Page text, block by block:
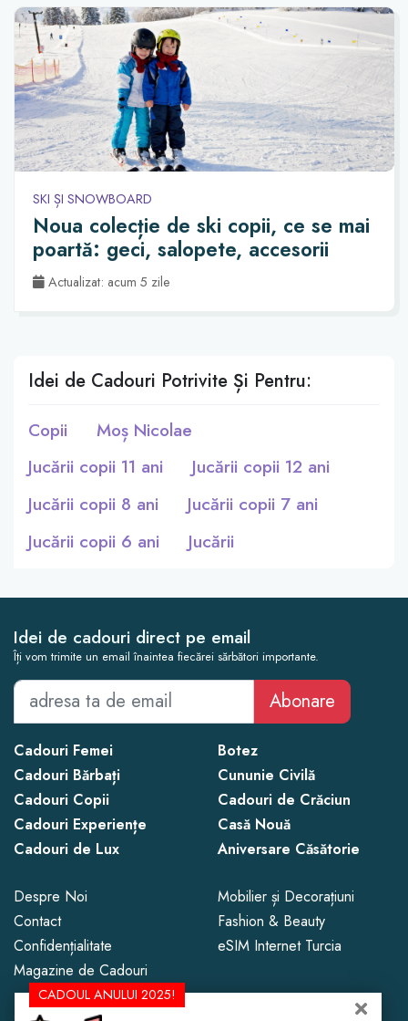
SKI ȘI SNOWBOARD
Noua colecție de ski copii, ce se mai
poartă: geci, salopete, accesorii
Actualizat: acum 5 zile
Idei de Cadouri Potrivite Și Pentru:
Copii
Moș Nicolae
Jucării copii 11 ani
Jucării copii 12 ani
Jucării copii 8 ani
Jucării copii 7 ani
Jucării copii 6 ani
Jucării
Idei de cadouri direct pe email
Îți vom trimite un email înaintea fiecărei sărbători importante.
Abonare
Cadouri Femei
Cadouri Bărbați
Cadouri Copii
Cadouri Experiențe
Cadouri de Lux
Botez
Cununie Civilă
Cadouri de Crăciun
Casă Nouă
Aniversare Căsătorie
Despre Noi
Contact
Confidențialitate
Magazine de Cadouri
Mobilier și Decorațiuni
Fashion & Beauty
eSIM Internet Turcia
Copyright © 2013 - 2026 CadoLand.
CADOUL ANULUI 2025!